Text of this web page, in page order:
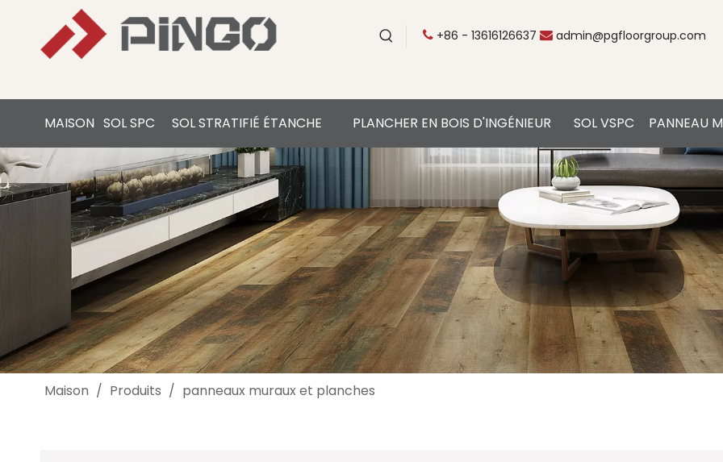
 +86 - 13616126637  admin@pgfloorgroup.com
MAISON SOL SPC SOL STRATIFIÉ ÉTANCHE PLANCHER EN BOIS D'INGÉNIEUR SOL VSPC PANNEAU
Maison / Produits / panneaux muraux et planches